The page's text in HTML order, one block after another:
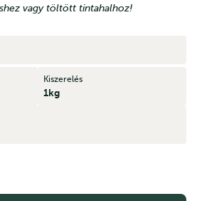
vagy töltött tintahalhoz!
Kiszerelés
1kg